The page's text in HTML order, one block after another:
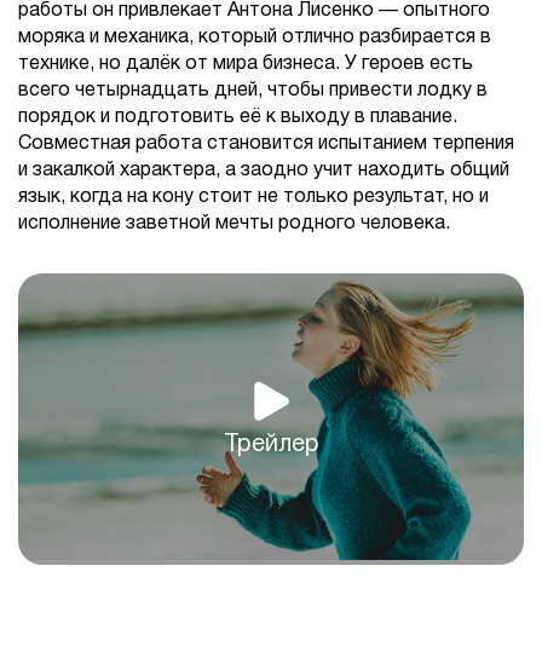
работы он привлекает Антона Лисенко — опытного
моряка и механика, который отлично разбирается в
технике, но далёк от мира бизнеса. У героев есть
всего четырнадцать дней, чтобы привести лодку в
порядок и подготовить её к выходу в плавание.
Совместная работа становится испытанием терпения
и закалкой характера, а заодно учит находить общий
язык, когда на кону стоит не только результат, но и
исполнение заветной мечты родного человека.
Трейлер